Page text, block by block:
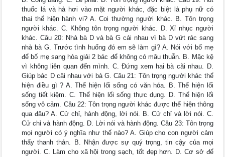
thuốc lá và hà hơi vào mặt người khác, đặc biệt là phụ nữ có
thai thể hiện hành vi? A. Coi thường người khác. B. Tôn trọng
người khác. C. Không tôn trọng người khác. D. Xỉ nhục người
khác. Câu 20: Nhà bà D và bà G cái nhau vì bà D vứt rác sang
nhà bà G. Trước tình huống đó em sẽ làm gì? A. Nói với bố mẹ
để bố mẹ sang hòa giải 2 bác để không có mâu thuẫn. B. Mặc kệ
vì không liên quan đến mình. C. Đứng xem hai bà cãi nhau. D.
Giúp bác D cãi nhau với bà G. Câu 21: Tôn trọng người khác thể
hiện điều gì ? A. Thể hiện lối sống có văn hóa. B. Thể hiện lối
sống tiết kiệm. C. Thể hiện lối sống thực dụng. D. Thể hiện lối
sống vô cảm. Câu 22: Tôn trọng người khác được thể hiện thông
qua đâu? A. Cử chỉ, hành động, lời nói. B. Cử chỉ và lời nói. C.
Cử chỉ và hành động. D. Lời nói và hành động. Câu 23: Tôn trọng
mọi người có ý nghĩa như thế nào? A. Giúp cho con người cảm
thấy thanh thản. B. Nhận được sự quý trọng, tin cậy của mọi
người. C. Làm cho xã hội trong sạch, tốt đẹp hơn. D. Cơ sở để